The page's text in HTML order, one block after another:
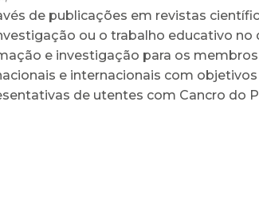
de publicações em revistas
ou o trabalho educativo
e investigação para os membros
e internacionais com
de utentes com Cancro do